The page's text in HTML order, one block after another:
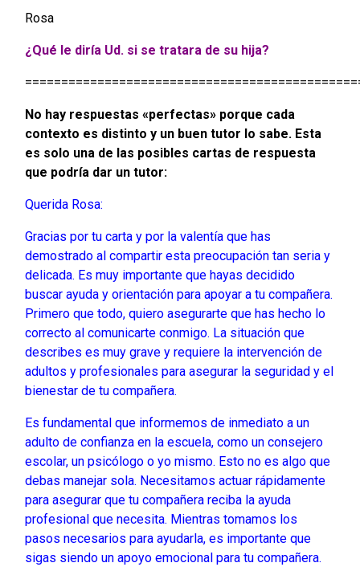
Rosa
¿Qué le diría Ud. si se tratara de su hija?
No hay respuestas «perfectas» porque cada
contexto es distinto y un buen tutor lo sabe. Esta
es solo una de las posibles cartas de respuesta
que podría dar un tutor:
Querida Rosa:
Gracias por tu carta y por la valentía que has
demostrado al compartir esta preocupación tan seria y
delicada. Es muy importante que hayas decidido
buscar ayuda y orientación para apoyar a tu compañera.
Primero que todo, quiero asegurarte que has hecho lo
correcto al comunicarte conmigo. La situación que
describes es muy grave y requiere la intervención de
adultos y profesionales para asegurar la seguridad y el
bienestar de tu compañera.
Es fundamental que informemos de inmediato a un
adulto de confianza en la escuela, como un consejero
escolar, un psicólogo o yo mismo. Esto no es algo que
debas manejar sola. Necesitamos actuar rápidamente
para asegurar que tu compañera reciba la ayuda
profesional que necesita. Mientras tomamos los
pasos necesarios para ayudarla, es importante que
sigas siendo un apoyo emocional para tu compañera.